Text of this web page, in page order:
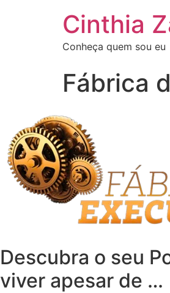
Cinthia
Conheça quem sou eu
Fábrica
Descubra o seu
viver apesar de …